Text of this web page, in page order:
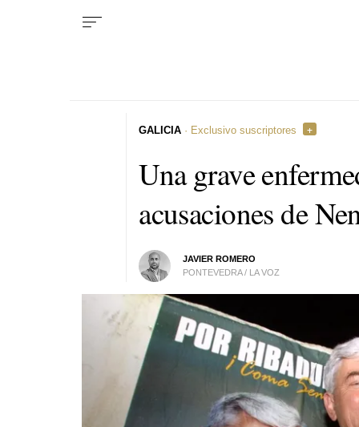
Una grave
acusaciones de
JAVIER ROMERO
PONTEVEDRA / LA VOZ
GALICIA · Exclusivo suscriptores